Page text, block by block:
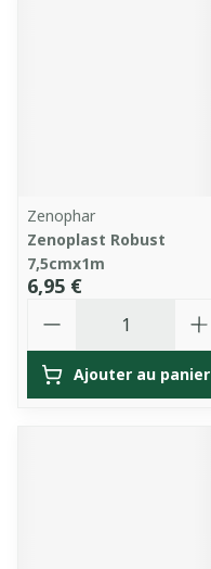
Zenophar
Zenoplast Robust
7,5cmx1m
6,95 €
Ajouter au panier